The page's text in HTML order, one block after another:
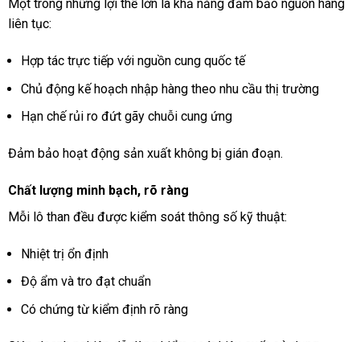
Một trong những lợi thế lớn là khả năng đảm bảo nguồn hàng
liên tục:
Hợp tác trực tiếp với nguồn cung quốc tế
Chủ động kế hoạch nhập hàng theo nhu cầu thị trường
Hạn chế rủi ro đứt gãy chuỗi cung ứng
Đảm bảo hoạt động sản xuất không bị gián đoạn.
Chất lượng minh bạch, rõ ràng
Mỗi lô than đều được kiểm soát thông số kỹ thuật:
Nhiệt trị ổn định
Độ ẩm và tro đạt chuẩn
Có chứng từ kiểm định rõ ràng